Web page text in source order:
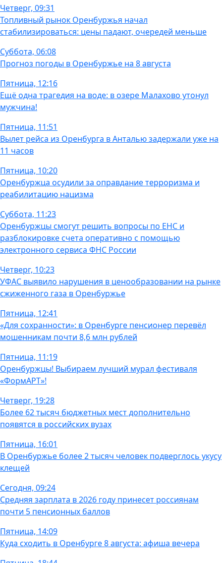
Четверг, 09:31
Топливный рынок Оренбуржья начал
стабилизироваться: цены падают, очередей меньше
Суббота, 06:08
Прогноз погоды в Оренбуржье на 8 августа
Пятница, 12:16
Ещё одна трагедия на воде: в озере Малахово утонул
мужчина!
Пятница, 11:51
Вылет рейса из Оренбурга в Анталью задержали уже на
11 часов
Пятница, 10:20
Оренбуржца осудили за оправдание терроризма и
реабилитацию нацизма
Суббота, 11:23
Оренбуржцы смогут решить вопросы по ЕНС и
разблокировке счета оперативно с помощью
электронного сервиса ФНС России
Четверг, 10:23
УФАС выявило нарушения в ценообразовании на рынке
сжиженного газа в Оренбуржье
Пятница, 12:41
«Для сохранности»: в Оренбурге пенсионер перевёл
мошенникам почти 8,6 млн рублей
Пятница, 11:19
Оренбуржцы! Выбираем лучший мурал фестиваля
«ФормАРТ»!
Четверг, 19:28
Более 62 тысяч бюджетных мест дополнительно
появятся в российских вузах
Пятница, 16:01
В Оренбуржье более 2 тысяч человек подверглось укусу
клещей
Сегодня, 09:24
Средняя зарплата в 2026 году принесет россиянам
почти 5 пенсионных баллов
Пятница, 14:09
Куда сходить в Оренбурге 8 августа: афиша вечера